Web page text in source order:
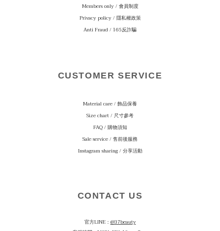
Members only / 會員制度
Privacy policy / 隱私權政策
Anti Fraud / 165反詐騙
CUSTOMER SERVICE
Material care/ 飾品保養
Size chart / 尺寸參考
FAQ / 購物須知
Sale service / 售前後服務
Instagram sharing / 分享活動
CONTACT US
官方LINE： @37beauty